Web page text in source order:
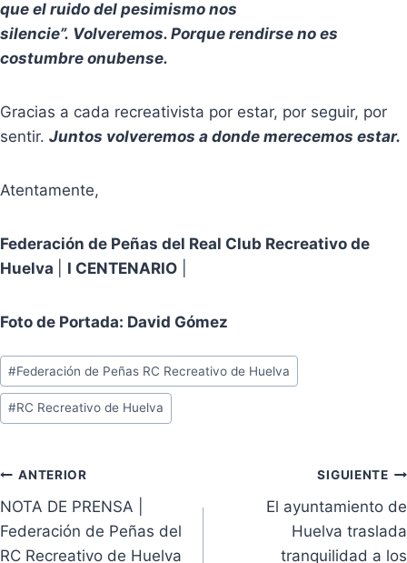
que el ruido del pesimismo nos
silencie”. Volveremos. Porque rendirse no es
costumbre onubense.
Gracias a cada recreativista por estar, por seguir, por
sentir. Juntos volveremos a donde merecemos estar.
Atentamente,
Federación de Peñas del Real Club Recreativo de
Huelva
I CENTENARIO
Foto de Portada: David Gómez
Etiquetas
de
la
#Federación de Peñas RC Recreativo de Huelva
#RC Recreativo de Huelva
Navegación
de
entradas
ANTERIOR
NOTA DE PRENSA |
Federación de Peñas del
RC Recreativo de Huelva
SIGUIENTE
El ayuntamiento de
Huelva traslada
tranquilidad a los